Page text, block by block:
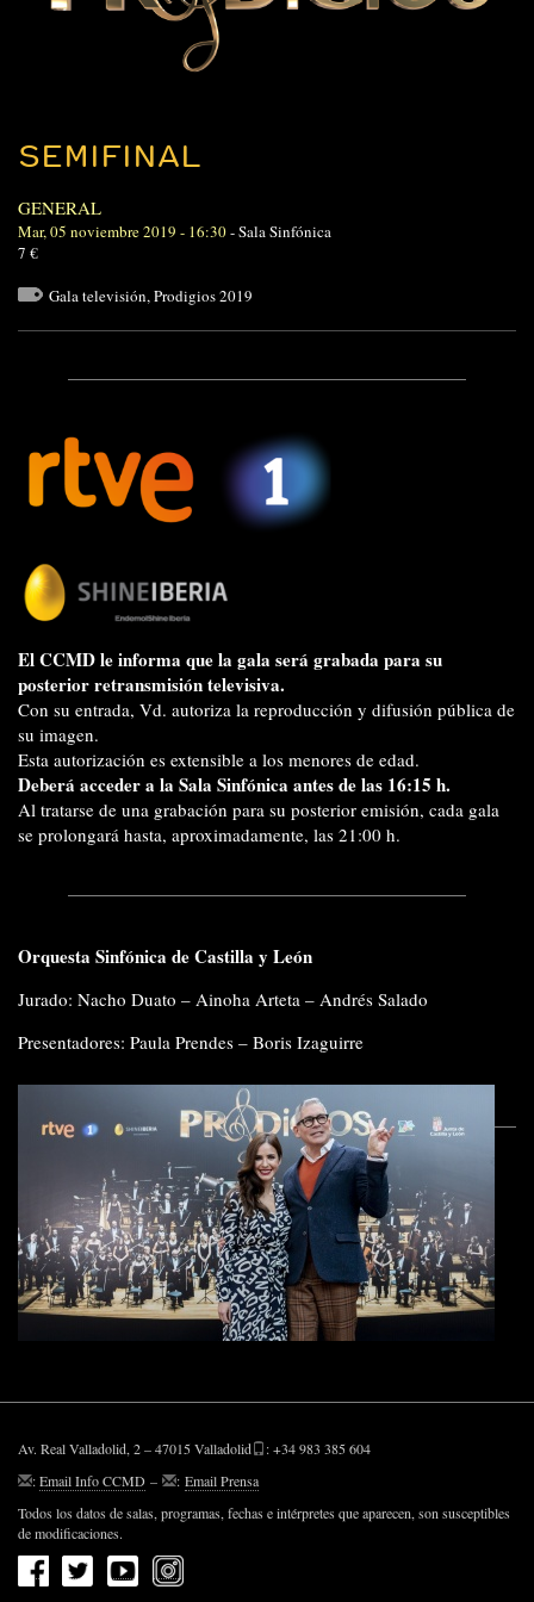
SEMIFINAL
GENERAL
Mar, 05 noviembre 2019 - 16:30-Sala Sinfónica
7 €
Gala televisión,Prodigios 2019
El CCMD le informa que la gala será grabada para su
posterior retransmisión televisiva.
Con su entrada, Vd. autoriza la reproducción y difusión pública de
su imagen.
Esta autorización es extensible a los menores de edad.
Deberá acceder a la Sala Sinfónica antes de las 16:15 h.
Al tratarse de una grabación para su posterior emisión, cada gala
se prolongará hasta, aproximadamente, las 21:00 h.
Orquesta Sinfónica de Castilla y León
Jurado: Nacho Duato – Ainoha Arteta – Andrés Salado
Presentadores: Paula Prendes – Boris Izaguirre
Av. Real Valladolid, 2 – 47015 Valladolid
: +34 983 385 604
:Email Info CCMD – : Email Prensa
Todos los datos de salas, programas, fechas e intérpretes que aparecen, son susceptibles
de modificaciones.